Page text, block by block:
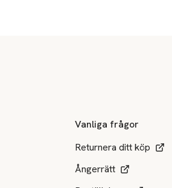
Vanliga frågor
Returnera ditt köp
Ångerrätt